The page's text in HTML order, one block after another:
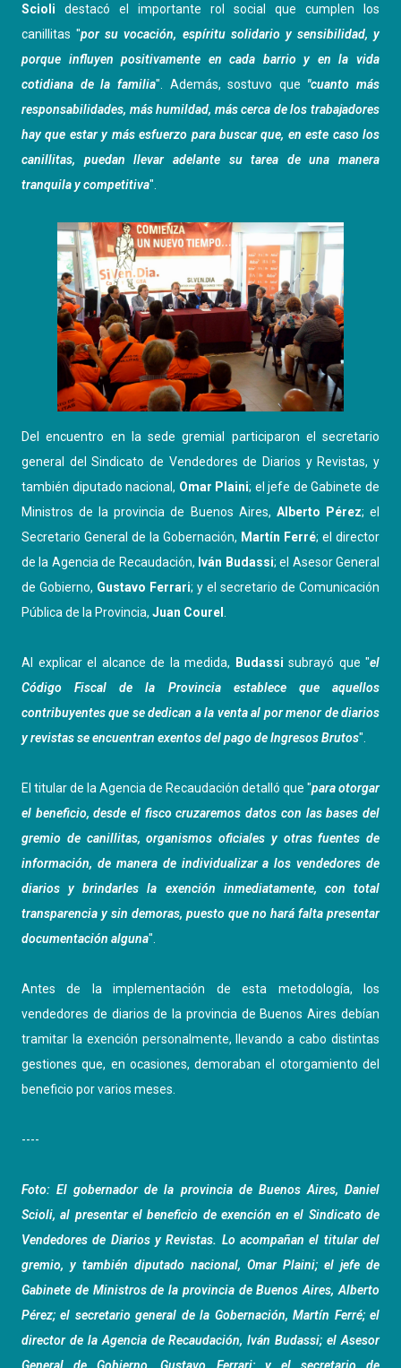
Scioli destacó el importante rol social que cumplen los
canillitas "por su vocación, espíritu solidario y sensibilidad, y
porque influyen positivamente en cada barrio y en la vida
cotidiana de la familia". Además, sostuvo que "cuanto más
responsabilidades, más humildad, más cerca de los trabajadores
hay que estar y más esfuerzo para buscar que, en este caso los
canillitas, puedan llevar adelante su tarea de una manera
tranquila y competitiva".
Del encuentro en la sede gremial participaron el secretario
general del Sindicato de Vendedores de Diarios y Revistas, y
también diputado nacional, Omar Plaini; el jefe de Gabinete de
Ministros de la provincia de Buenos Aires, Alberto Pérez; el
Secretario General de la Gobernación, Martín Ferré; el director
de la Agencia de Recaudación, Iván Budassi; el Asesor General
de Gobierno, Gustavo Ferrari; y el secretario de Comunicación
Pública de la Provincia, Juan Courel .
Al explicar el alcance de la medida, Budassi subrayó que "el
Código Fiscal de la Provincia establece que aquellos
contribuyentes que se dedican a la venta al por menor de diarios
y revistas se encuentran exentos del pago de Ingresos Brutos".
El titular de la Agencia de Recaudación detalló que "para otorgar
el beneficio, desde el fisco cruzaremos datos con las bases del
gremio de canillitas, organismos oficiales y otras fuentes de
información, de manera de individualizar a los vendedores de
diarios y brindarles la exención inmediatamente, con total
transparencia y sin demoras, puesto que no hará falta presentar
documentación alguna".
Antes de la implementación de esta metodología, los
vendedores de diarios de la provincia de Buenos Aires debían
tramitar la exención personalmente, llevando a cabo distintas
gestiones que, en ocasiones, demoraban el otorgamiento del
beneficio por varios meses.
----
Foto: El gobernador de la provincia de Buenos Aires, Daniel
Scioli, al presentar el beneficio de exención en el Sindicato de
Vendedores de Diarios y Revistas. Lo acompañan el titular del
gremio, y también diputado nacional, Omar Plaini; el jefe de
Gabinete de Ministros de la provincia de Buenos Aires, Alberto
Pérez; el secretario general de la Gobernación, Martín Ferré; el
director de la Agencia de Recaudación, Iván Budassi; el Asesor